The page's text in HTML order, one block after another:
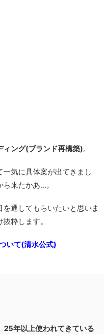
ィング(ブランド再構築)。
気に具体案が出てきまし
来たかあ…。
通してもらいたいと思いま
粋します。
いて(清水公式)
25年以上使われてきている